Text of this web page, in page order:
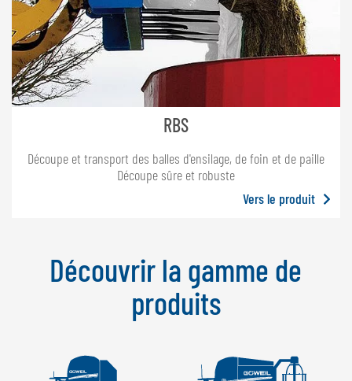
RBS
Découpe et transport des balles d'ensilage, de foin et de paille
Découpe sûre et robuste
Vers le produit
Découvrir la gamme de
produits